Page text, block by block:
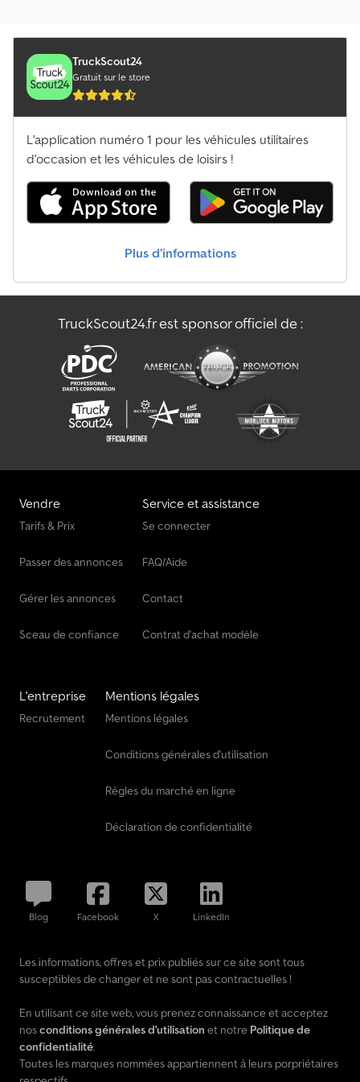
Humbaur Huk Remorques
Humbaur Remorques
Humer Remorques
Hüffermann Hka Remorques
Hüffermann Hma Remorques
Hüffermann Hpa Remorques
Hüffermann Htm Remorques
Hüffermann Remorques
TruckScout24
Gratuit sur le store
L'application numéro 1 pour les véhicules utilitaires
d'occasion et les véhicules de loisirs !
Plus d’informations
TruckScout24.fr est sponsor officiel de :
Vendre
Tarifs & Prix
Passer des annonces
Gérer les annonces
Sceau de confiance
Service et assistance
Se connecter
FAQ/Aide
Contact
Contrat d'achat modèle
L'entreprise
Recrutement
Mentions légales
Mentions légales
Conditions générales d'utilisation
Règles du marché en ligne
Déclaration de confidentialité
Blog Facebook X LinkedIn
Les informations, offres et prix publiés sur ce site sont tous
susceptibles de changer et ne sont pas contractuelles !
En utilisant ce site web, vous prenez connaissance et acceptez
nosconditions générales d'utilisation et notre Politique de
confidentialité.
Toutes les marques nommées appartiennent à leurs porpriétaires